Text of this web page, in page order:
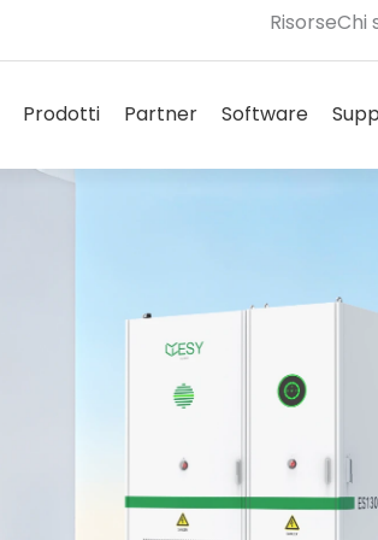
RisorseChi
Aprire Solutions
Prodotti Aprire Products
Partner Aprire Partners
Software